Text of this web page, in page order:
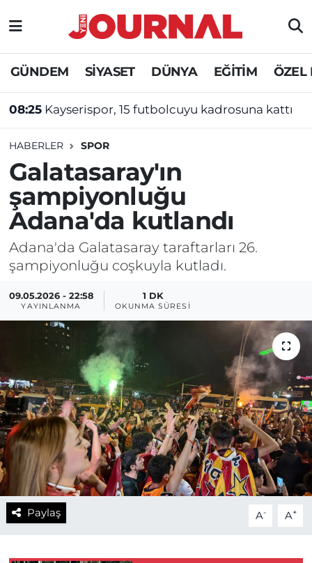
GÜNDEM SİYASET DÜNYA EĞİTİM ÖZEL
08:25 Kayserispor, 15 futbolcuyu kadrosuna kattı
HABERLER SPOR
Galatasaray'ın
şampiyonluğu
Adana'da kutlandı
Adana'da Galatasaray taraftarları 26.
şampiyonluğu coşkuyla kutladı.
09.05.2026 - 22:58
YAYINLANMA
1 DK
OKUNMA SÜRESI
Paylaş A- A+
GÜNDEM
SİYASET
DÜNYA
EĞİTİM
ÖZEL HABER
Nöbetçi Eczaneler
Hava Durumu
Süper Lig Puan Durumu ve Fikstür
Tüm Manşetler
Son Dakika Haberleri
Haber Arşivi